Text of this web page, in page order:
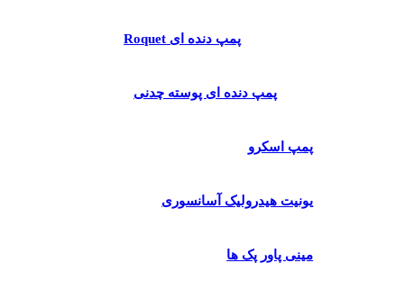
پمپ دنده ای Roquet
پمپ دنده ای پوسته چدنی
پمپ اسکرو
یونیت هیدرولیک آسانسوری
مینی پاور پک ها